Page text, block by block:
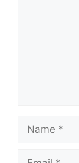
Name
Email